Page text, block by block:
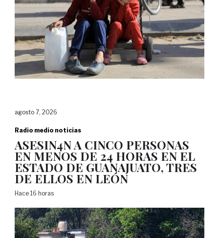
agosto 7, 2026
Radio medio noticias
ASESIN4N A CINCO PERSONAS
EN MENOS DE 24 HORAS EN EL
ESTADO DE GUANAJUATO, TRES
DE ELLOS EN LEÓN
Hace 16 horas